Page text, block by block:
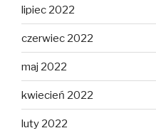
lipiec 2022
czerwiec 2022
maj 2022
kwiecień 2022
luty 2022